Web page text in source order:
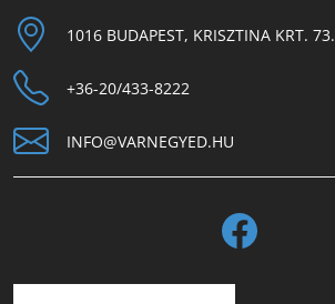
1016 BUDAPEST, KRISZTINA KRT. 73.
+36-20/433-8222
INFO@VARNEGYED.HU